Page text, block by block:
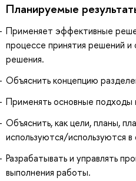
Планируемые
Применяет эффективные
процессе принятия решений и
решения.
Объяснить концепцию
Применять основные подходы
Объяснить, как цели, планы,
используются/используются в
Разрабатывать и управлять
выполнения работы.